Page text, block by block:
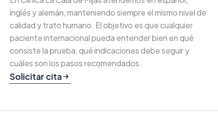
inglés y alemán, manteniendo siempre el mismo nivel de
calidad y trato humano. El objetivo es que cualquier
paciente internacional pueda entender bien en qué
consiste la prueba, qué indicaciones debe seguir y
cuáles son los pasos recomendados.
Solicitar cita